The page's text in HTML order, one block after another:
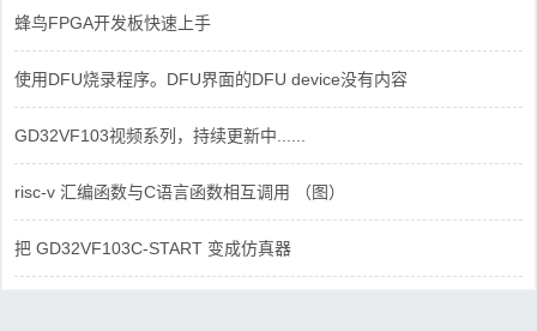
蜂鸟FPGA开发板快速上手
使用DFU烧录程序。DFU界面的DFU device没有内容
GD32VF103视频系列，持续更新中......
risc-v 汇编函数与C语言函数相互调用 （图）
把 GD32VF103C-START 变成仿真器